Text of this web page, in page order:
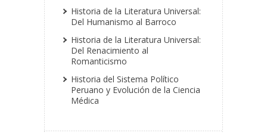
Historia de la Literatura Universal:
Del Humanismo al Barroco
Historia de la Literatura Universal:
Del Renacimiento al
Romanticismo
Historia del Sistema Político
Peruano y Evolución de la Ciencia
Médica